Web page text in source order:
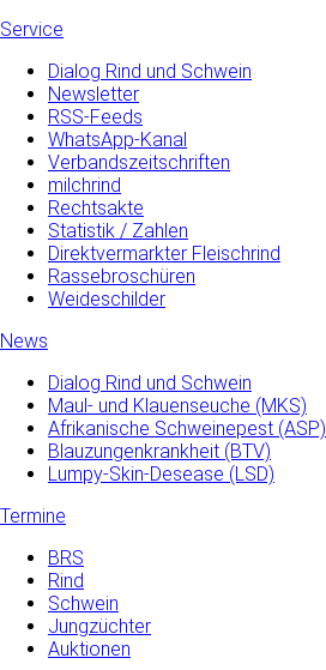
Service
Dialog Rind und Schwein
Newsletter
RSS-Feeds
WhatsApp-Kanal
Verbandszeitschriften
milchrind
Rechtsakte
Statistik / Zahlen
Direktvermarkter Fleischrind
Rassebroschüren
Weideschilder
News
Dialog Rind und Schwein
Maul- und­ Klauenseuche­ (MKS)
Afrikanische Schweinepest (ASP)
Blauzungenkrankheit (BTV)
Lumpy-Skin-Desease (LSD)
Termine
BRS
Rind
Schwein
Jungzüchter
Auktionen